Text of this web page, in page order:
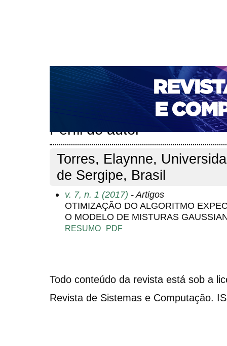
CAPA SOBRE ACESSO CADASTRO
NOTÍCIAS
PORTAL DE REVISTAS DA UNIFACS
PARA AVALIADORES
NOVA SUBMISSÃO
Perfil do autor
Torres, Elaynne,
de Sergipe, Brasil
v. 7, n. 1 (2017) - Artigos
OTIMIZAÇÃO DO ALGORITMO
O MODELO DE MISTURAS
RESUMO PDF
Todo conteúdo da revista está sob a
Revista de Sistemas e Computação.